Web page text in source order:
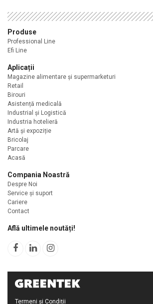
Produse
Professional Line
Efi Line
Aplicații
Magazine alimentare şi supermarketuri
Retail
Birouri
Asistență medicală
Industrial și Logistică
Industria hotelieră
Artă și expoziție
Bricolaj
Parcare
Acasă
Compania Noastră
Despre Noi
Service și suport
Cariere
Contact
Află ultimele noutăți!
Termeni și Condiții